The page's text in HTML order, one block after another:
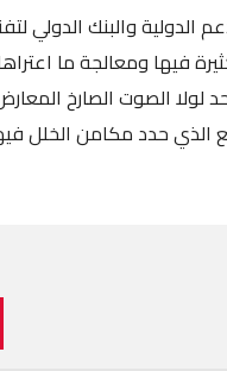
والبنك الدولي
فيها ومعالجة ما
لولا الصوت الصارخ
الذي حدد مكامن الخلل